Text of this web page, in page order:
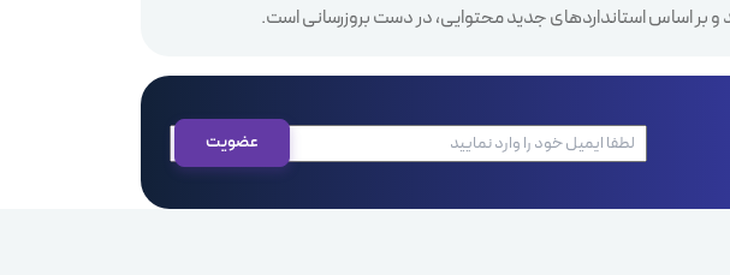
بر اساس استانداردهای جدید محتوایی، در دست بروزرسانی است.